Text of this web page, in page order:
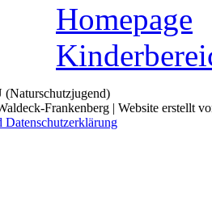
Homepage
(Naturschutzjugend)
Frankenberg | Website erstellt
Datenschutzerklärung